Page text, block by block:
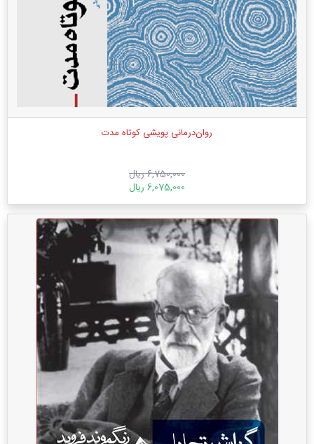
روان‌درمانی پویشی کوتاه مدت
6,750,000 ریال
6,075,000 ریال